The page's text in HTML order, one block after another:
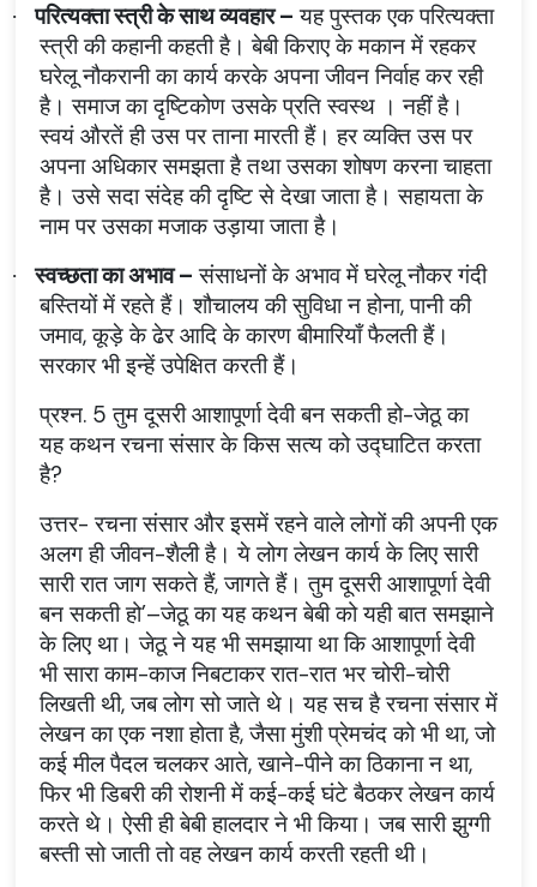
· परित्यक्ता स्त्री के साथ व्यवहार – यह पुस्तक एक परित्यक्ता
स्त्री की कहानी कहती है। बेबी किराए के मकान में रहकर
घरेलू नौकरानी का कार्य करके अपना जीवन निर्वाह कर रही
है। समाज का दृष्टिकोण उसके प्रति स्वस्थ । नहीं है।
स्वयं औरतें ही उस पर ताना मारती हैं। हर व्यक्ति उस पर
अपना अधिकार समझता है तथा उसका शोषण करना चाहता
है। उसे सदा संदेह की दृष्टि से देखा जाता है। सहायता के
नाम पर उसका मजाक उड़ाया जाता है।
· स्वच्छता का अभाव – संसाधनों के अभाव में घरेलू नौकर गंदी
बस्तियों में रहते हैं। शौचालय की सुविधा न होना, पानी की
जमाव, कूड़े के ढेर आदि के कारण बीमारियाँ फैलती हैं।
सरकार भी इन्हें उपेक्षित करती हैं।
प्रश्न. 5 तुम दूसरी आशापूर्णा देवी बन सकती हो-जेठू का
यह कथन रचना संसार के किस सत्य को उद्घाटित करता
है?
उत्तर- रचना संसार और इसमें रहने वाले लोगों की अपनी एक
अलग ही जीवन-शैली है। ये लोग लेखन कार्य के लिए सारी
सारी रात जाग सकते हैं, जागते हैं। तुम दूसरी आशापूर्णा देवी
बन सकती हो’–जेठू का यह कथन बेबी को यही बात समझाने
के लिए था। जेठू ने यह भी समझाया था कि आशापूर्णा देवी
भी सारा काम-काज निबटाकर रात-रात भर चोरी-चोरी
लिखती थी, जब लोग सो जाते थे। यह सच है रचना संसार में
लेखन का एक नशा होता है, जैसा मुंशी प्रेमचंद को भी था, जो
कई मील पैदल चलकर आते, खाने-पीने का ठिकाना न था,
फिर भी डिबरी की रोशनी में कई-कई घंटे बैठकर लेखन कार्य
करते थे। ऐसी ही बेबी हालदार ने भी किया। जब सारी झुग्गी
बस्ती सो जाती तो वह लेखन कार्य करती रहती थी।